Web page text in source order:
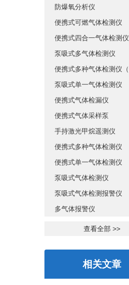
防爆氧分析仪
便携式可燃气体检测仪
便携式四合一气体检测仪
泵吸式多气体检测仪
泵吸式单一气体检测仪
便携式气体检漏仪
便携式气体采样泵
手持激光甲烷遥测仪
便携式多种气体检测仪
便携式单一气体检测仪
泵吸式气体检测仪
泵吸式气体检测报警仪
多气体报警仪
查看全部 >>
相关文章